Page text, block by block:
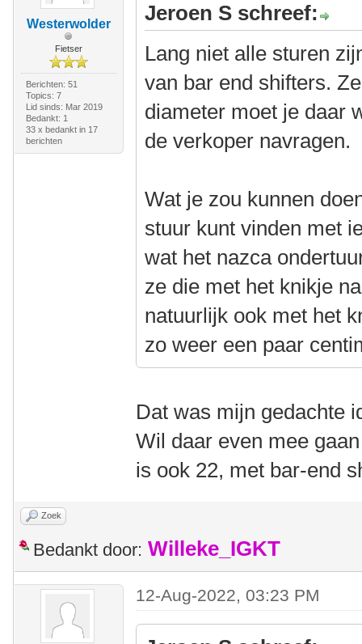
Westerwolder
Fietser
Berichten: 51
Topics: 7
Lid sinds: Mar 2019
Bedankt: 1
33 x bedankt in 17
berichten
Jeroen S schreef:
Lang niet alle sturen
van bar end shifters.
diameter moet je daar
de verkoper navragen.
Wat je zou kunnen
stuur kunt vinden met
wat het nazca
ze die met het knikje
natuurlijk ook met het
zo weer een paar
Dat was mijn gedachte
Wil daar even mee
is ook 22, met bar-end
Zoek
Bedankt door: Willeke_IGKT
12-Aug-2022, 03:23 PM